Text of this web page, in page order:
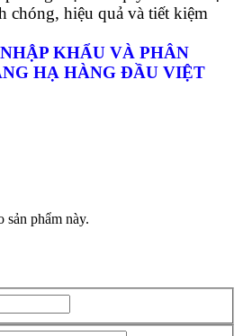
chóng, hiệu quả và tiết kiệm
KHẨU VÀ PHÂN
HẠ HÀNG ĐẦU VIỆT
sản phẩm này.